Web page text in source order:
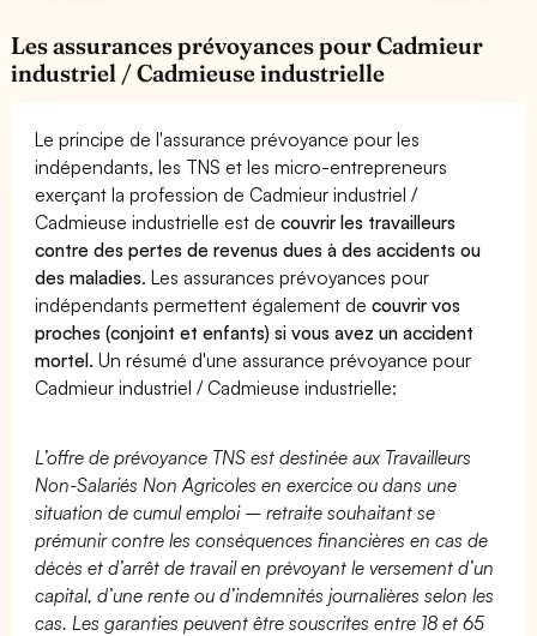
Les assurances prévoyances pour Cadmieur
industriel / Cadmieuse industrielle
Le principe de l'assurance prévoyance pour les
indépendants, les TNS et les micro-entrepreneurs
exerçant la profession de Cadmieur industriel /
Cadmieuse industrielle est decouvrir les travailleurs
contre des pertes de revenus dues à des accidents ou
des maladies. Les assurances prévoyances pour
indépendants permettent également decouvrir vos
proches (conjoint et enfants) si vous avez un accident
mortel. Un résumé d'une assurance prévoyance pour
Cadmieur industriel / Cadmieuse industrielle:
L’offre de prévoyance TNS est destinée aux Travailleurs
Non-Salariés Non Agricoles en exercice ou dans une
situation de cumul emploi – retraite souhaitant se
prémunir contre les conséquences financières en cas de
décès et d’arrêt de travail en prévoyant le versement d’un
capital, d’une rente ou d’indemnités journalières selon les
cas. Les garanties peuvent être souscrites entre 18 et 65